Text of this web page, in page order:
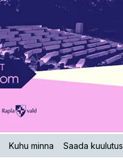
Kuhu minna Saada kuulutus